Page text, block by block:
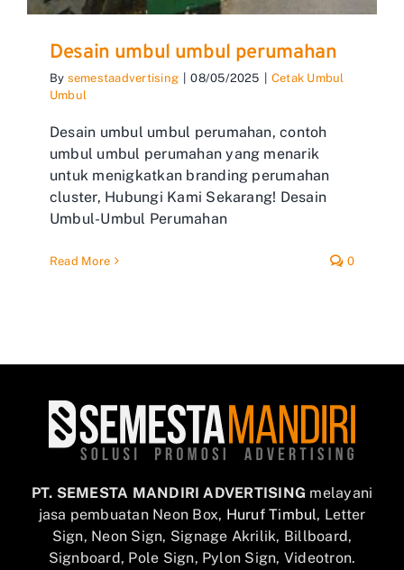
Desain umbul umbul perumahan
By semestaadvertising 08/05/2025
Cetak Umbul
Umbul
Desain umbul umbul perumahan, contoh
umbul umbul perumahan yang menarik
untuk menigkatkan branding perumahan
cluster, Hubungi Kami Sekarang! Desain
Umbul-Umbul Perumahan
Read More 0
PT. SEMESTA MANDIRI ADVERTISING melayani
jasa pembuatan Neon Box, Huruf Timbul, Letter
Sign, Neon Sign, Signage Akrilik, Billboard,
Signboard, Pole Sign, Pylon Sign, Videotron.